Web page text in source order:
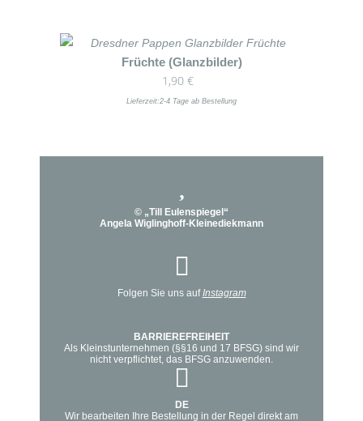
Früchte (Glanzbilder)
1,90 €
Lieferzeit:2-4 Tage ab Bestellung
© „Till Eulenspiegel“
Angela Wiglinghoff-Kleinediekmann
Folgen Sie uns aufInstagram
BARRIEREFREIHEIT
Als Kleinstunternehmen (§§16 und 17 BFSG) sind wir
nicht verpflichtet, das BFSG anzuwenden.
DE
Wir bearbeiten Ihre Bestellung in der Regel direkt am